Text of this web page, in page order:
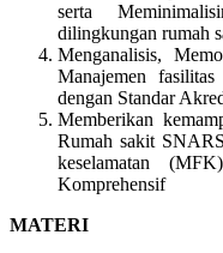
serta
dilingkungan rumah
Menganalisis,
Manajemen
dengan Standar
Memberikan
Rumah sakit
keselamatan
Komprehensif
MATERI